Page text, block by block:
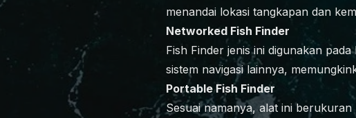
menandai lokasi tangkapan dan
Networked Fish Finder
Fish Finder jenis ini digunakan
sistem navigasi lainnya,
Portable Fish Finder
Sesuai namanya, alat ini